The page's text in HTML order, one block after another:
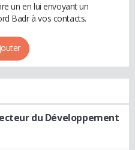
un en lui envoyant un
Badr à vos contacts.
du Développement